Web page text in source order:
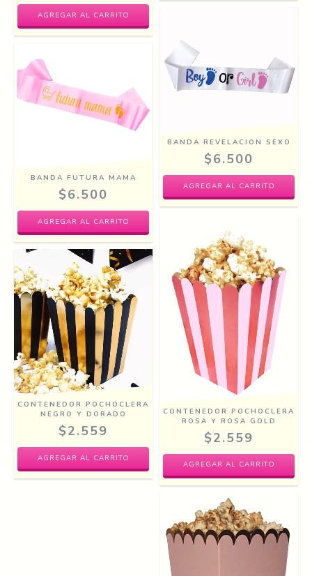
BANDA REVELACION SEXO
$6.500
BANDA FUTURA MAMA
$6.500
CONTENEDOR POCHOCLERA
ROSA Y ROSA GOLD
$2.559
CONTENEDOR POCHOCLERA
NEGRO Y DORADO
$2.559